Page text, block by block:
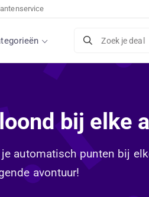
Zoek je deal
bij elke
je automatisch punten bij
avontuur!